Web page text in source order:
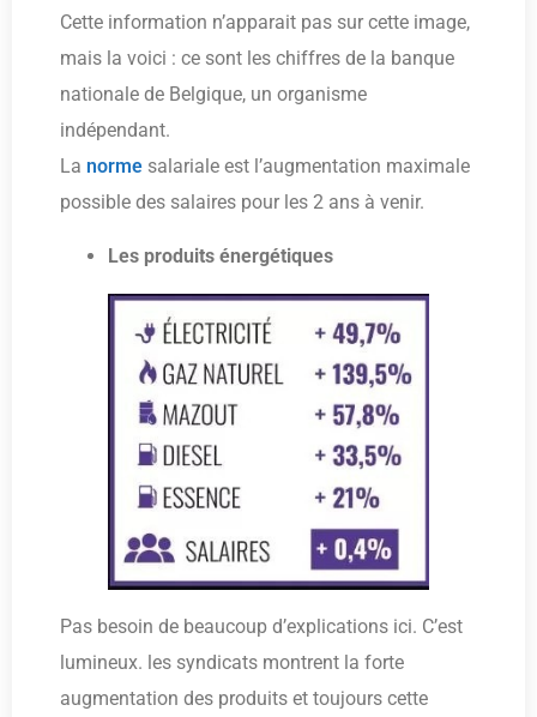
Cette information n’apparait pas sur cette image,
mais la voici : ce sont les chiffres de la banque
nationale de Belgique, un organisme
indépendant.
La norme salariale est l’augmentation maximale
possible des salaires pour les 2 ans à venir.
Les produits énergétiques
Pas besoin de beaucoup d’explications ici. C’est
lumineux. les syndicats montrent la forte
augmentation des produits et toujours cette